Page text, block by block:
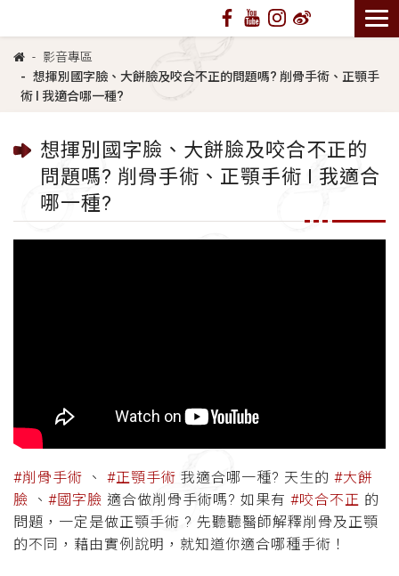
影音專區
想揮別國字臉、大餅臉及咬合不正的問題嗎? 削骨手術、正顎手
術 l 我適合哪一種?
想揮別國字臉、大餅臉及咬合不正的
問題嗎? 削骨手術、正顎手術 l 我適合
哪一種?
#削骨手術 、 #正顎手術 我適合哪一種? 天生的 #大餅
臉 、 #國字臉 適合做削骨手術嗎? 如果有 #咬合不正 的
問題，一定是做正顎手術 ? 先聽聽醫師解釋削骨及正顎
的不同，藉由實例說明，就知道你適合哪種手術！